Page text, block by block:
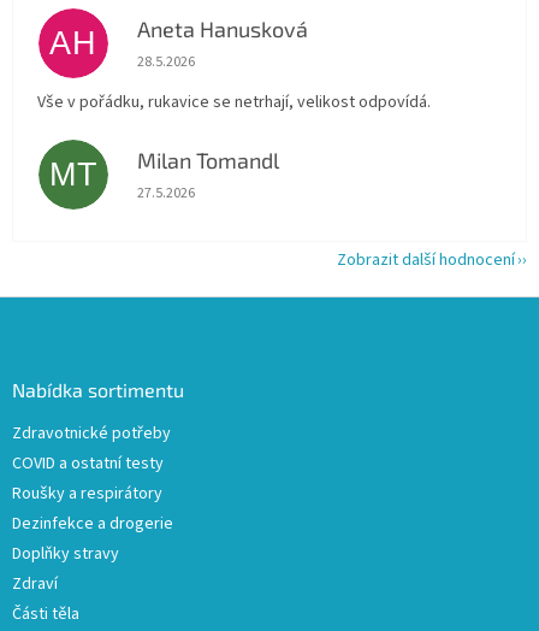
AH Aneta Hanusková
Hodnocení obchodu je 5 z 5 hvězdiček.
28.5.2026
Vše v pořádku, rukavice se netrhají, velikost odpovídá.
MT Milan Tomandl
Hodnocení obchodu je 5 z 5 hvězdiček.
27.5.2026
Zobrazit další hodnocení
Nabídka sortimentu
Zdravotnické potřeby
COVID a ostatní testy
Roušky a respirátory
Dezinfekce a drogerie
Doplňky stravy
Zdraví
Části těla